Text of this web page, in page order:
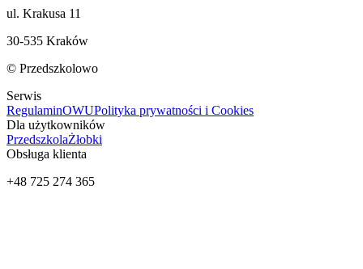
ul. Krakusa 11
30-535 Kraków
© Przedszkolowo
Serwis
RegulaminOWUPolityka prywatności i Cookies
Dla użytkowników
PrzedszkolaŻłobki
Obsługa klienta
+48 725 274 365